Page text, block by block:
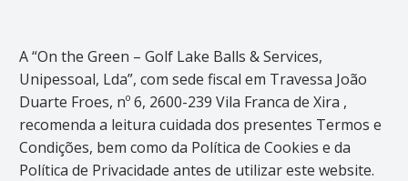
A “On the Green – Golf Lake Balls & Services,
Unipessoal, Lda”, com sede fiscal em Travessa João
Duarte Froes, nº 6, 2600-239 Vila Franca de Xira ,
recomenda a leitura cuidada dos presentes Termos e
Condições, bem como da Política de Cookies e da
Política de Privacidade antes de utilizar este website.